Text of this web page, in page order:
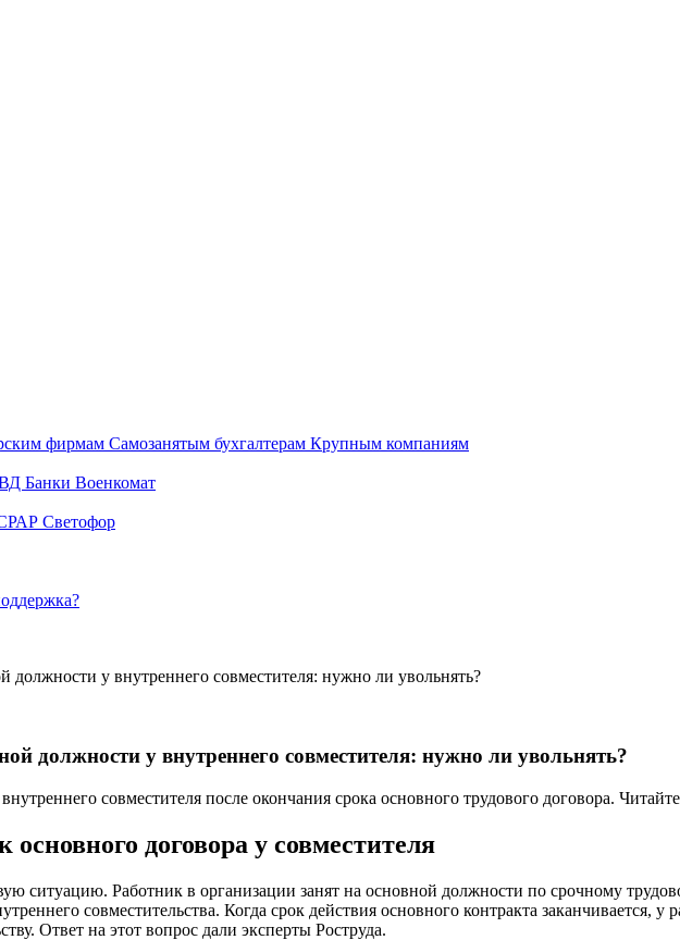
фирмам Самозанятым бухгалтерам Крупным компаниям
Банки Военкомат
Светофор
должности у внутреннего совместителя: нужно ли увольнять?
должности у внутреннего совместителя: нужно ли увольнять?
совместителя после окончания срока основного трудового договора. Читайте
договора у совместителя
ситуацию. Работник в организации занят на основной должности по срочному
совместительства. Когда срок действия основного контракта заканчивается,
Ответ на этот вопрос дали эксперты Роструда.